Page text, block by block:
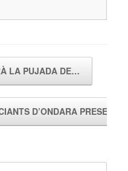
LA PUJADA DE…
D’ONDARA